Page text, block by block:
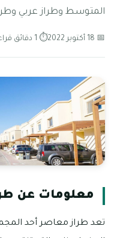
المتوسط وطراز عربي
📅 18 أكتوبر 2022 ⏱ 1 دقائق قراءة
معلومات عن
تعد طراز معاصر أحد